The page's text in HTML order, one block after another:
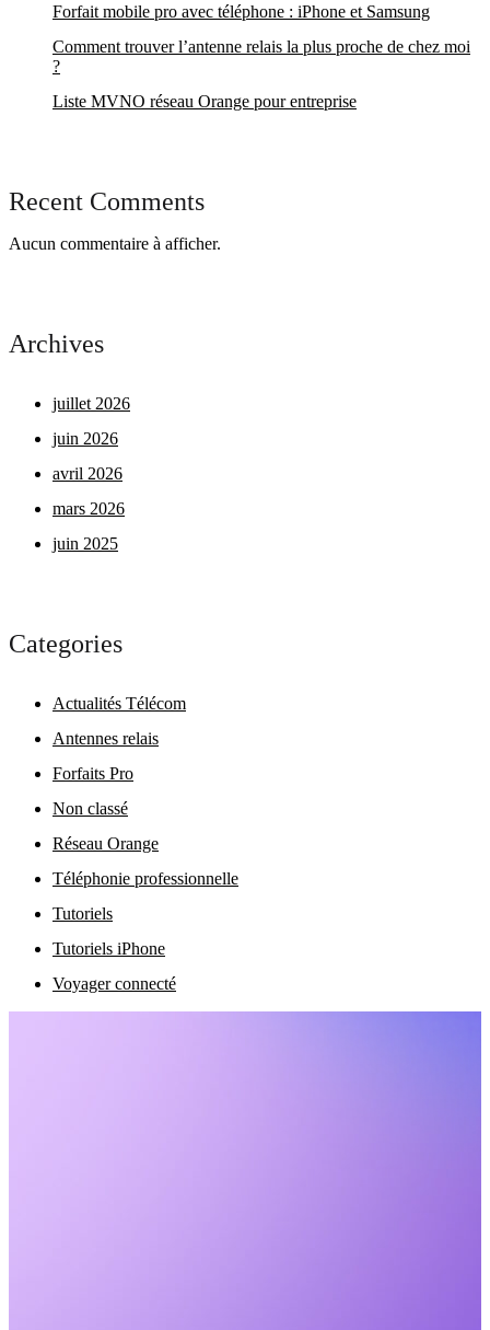
Forfait mobile pro avec téléphone : iPhone et Samsung
Comment trouver l’antenne relais la plus proche de chez moi
?
Liste MVNO réseau Orange pour entreprise
Recent Comments
Aucun commentaire à afficher.
Archives
juillet 2026
juin 2026
avril 2026
mars 2026
juin 2025
Categories
Actualités Télécom
Antennes relais
Forfaits Pro
Non classé
Réseau Orange
Téléphonie professionnelle
Tutoriels
Tutoriels iPhone
Voyager connecté